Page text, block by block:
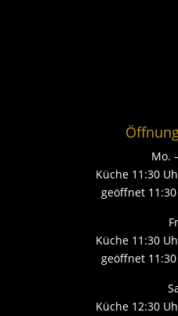
Mo.
Küche 11:30
geöffnet
Küche 11:30
geöffnet
Küche 12:30